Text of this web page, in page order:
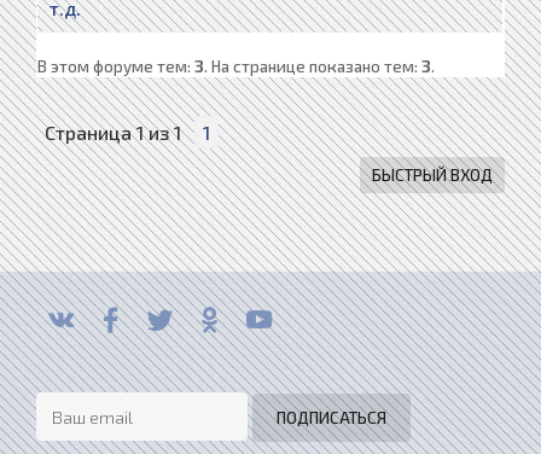
т.д.
В этом форуме тем: 3. На странице показано тем: 3.
Страница1из1 1